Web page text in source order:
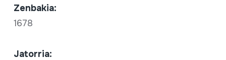
Zenbakia:
1678
Jatorria: